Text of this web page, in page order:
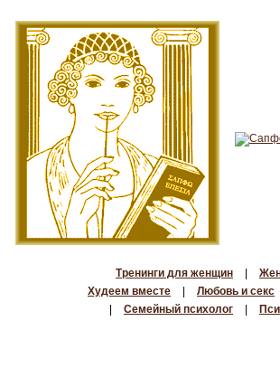
Тренинги для женщин
Худеем вместе
Любовь и секс
Семейный психолог